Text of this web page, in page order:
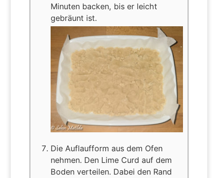
Minuten backen, bis er leicht
gebräunt ist.
Die Auflaufform aus dem Ofen
nehmen. Den Lime Curd auf dem
Boden verteilen. Dabei den Rand